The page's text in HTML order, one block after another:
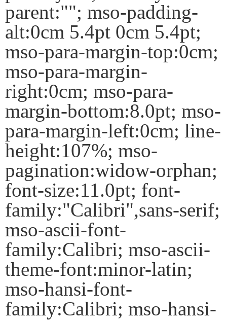
parent:""; mso-padding-
alt:0cm 5.4pt 0cm 5.4pt;
mso-para-margin-top:0cm;
mso-para-margin-
right:0cm; mso-para-
margin-bottom:8.0pt; mso-
para-margin-left:0cm; line-
height:107%; mso-
pagination:widow-orphan;
font-size:11.0pt; font-
family:"Calibri",sans-serif;
mso-ascii-font-
family:Calibri; mso-ascii-
theme-font:minor-latin;
mso-hansi-font-
family:Calibri; mso-hansi-